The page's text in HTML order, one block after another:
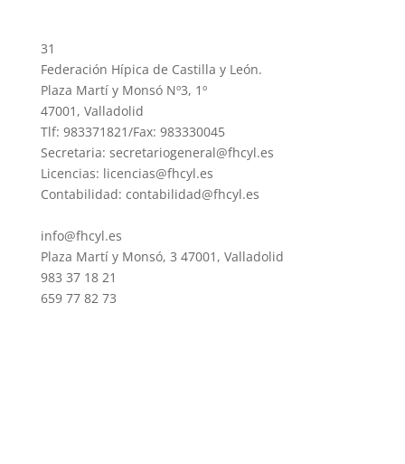
31
Federación Hípica de Castilla y León.
Plaza Martí y Monsó Nº3, 1º
47001, Valladolid
Tlf: 983371821/Fax: 983330045
Secretaria: secretariogeneral@fhcyl.es
Licencias: licencias@fhcyl.es
Contabilidad: contabilidad@fhcyl.es
info@fhcyl.es
Plaza Martí y Monsó, 3 47001, Valladolid
983 37 18 21
659 77 82 73